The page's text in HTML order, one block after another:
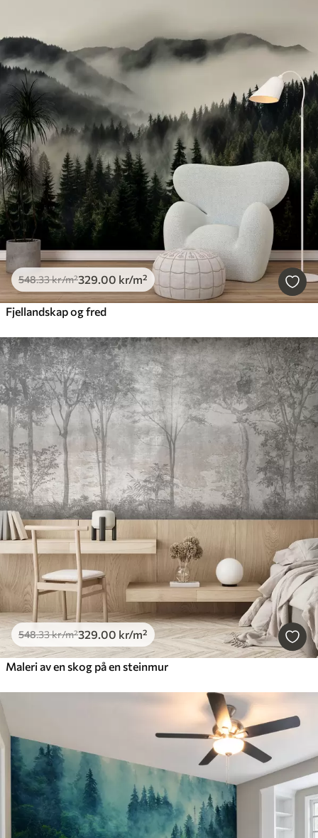
548.33kr/m²329 .00 kr/m²
Fjellandskap og fred
548.33kr/m²329 .00 kr/m²
Maleri av en skog på en steinmur